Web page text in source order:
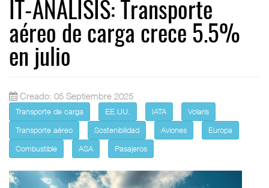
IT-ANÁLISIS: Transporte
aéreo de carga crece 5.5%
en julio
Creado: 05 Septiembre 2025
Transporte de carga EE.UU. IATA
Volaris
Transporte aéreo
Sostenibilidad Aviones
Europa
Combustible
ASA Pasajeros